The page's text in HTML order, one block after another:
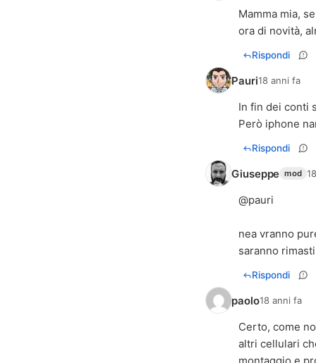
Mamma mia,
ora di novità,
Rispondi
Pauri18 anni fa
In fin dei conti
Però iphone
Rispondi
Giuseppe mod
@pauri
nea vranno
saranno
Rispondi
paolo18 anni fa
Certo, come
altri cellulari